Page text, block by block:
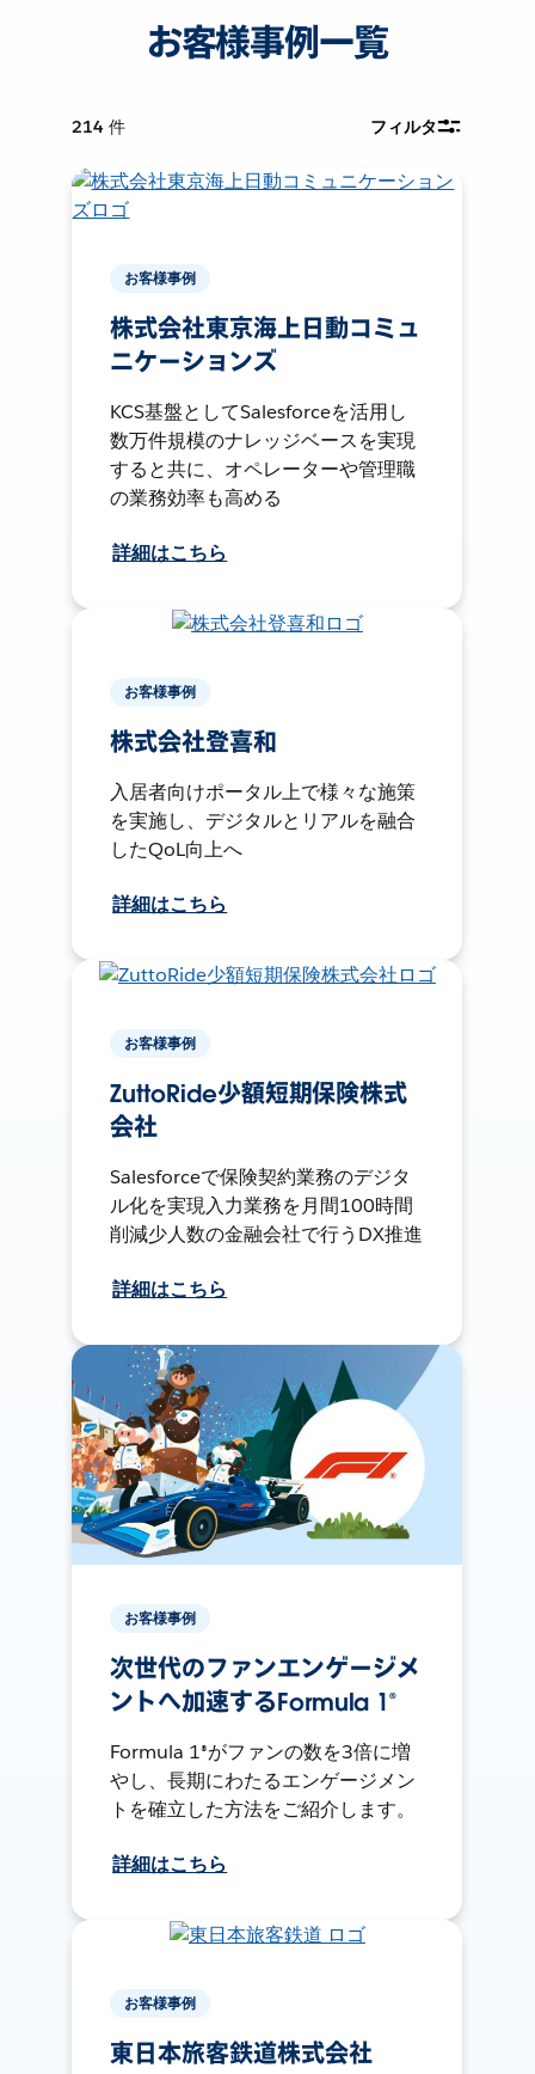
お客様事例一覧
214 件 フィルタ
お客様事例
株式会社東京海上日動コミュ
ニケーションズ
KCS基盤としてSalesforceを活用し
数万件規模のナレッジベースを実現
すると共に、オペレーターや管理職
の業務効率も高める
詳細はこちら
お客様事例
株式会社登喜和
入居者向けポータル上で様々な施策
を実施し、デジタルとリアルを融合
したQoL向上へ
詳細はこちら
お客様事例
ZuttoRide少額短期保険株式
会社
Salesforceで保険契約業務のデジタ
ル化を実現入力業務を月間100時間
削減少人数の金融会社で行うDX推進
詳細はこちら
お客様事例
次世代のファンエンゲージメ
ントへ加速するFormula 1®
Formula 1®がファンの数を3倍に増
やし、長期にわたるエンゲージメン
トを確立した方法をご紹介します。
詳細はこちら
お客様事例
東日本旅客鉄道株式会社